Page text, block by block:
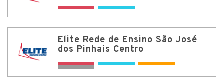
Elite Rede de Ensino São José
dos Pinhais Centro